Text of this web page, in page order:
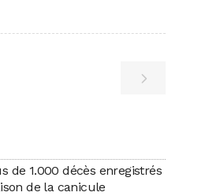
de 1.000 décès enregistrés
de la canicule